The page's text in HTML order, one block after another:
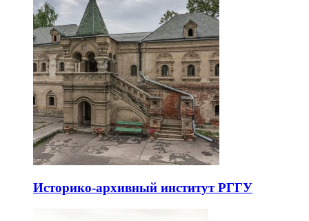
Историко-архивный институт РГГУ